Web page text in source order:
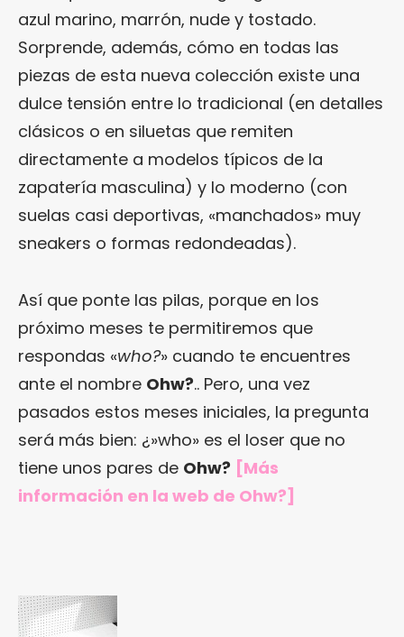
azul marino, marrón, nude y tostado.
Sorprende, además, cómo en todas las
piezas de esta nueva colección existe una
dulce tensión entre lo tradicional (en detalles
clásicos o en siluetas que remiten
directamente a modelos típicos de la
zapatería masculina) y lo moderno (con
suelas casi deportivas, «manchados» muy
sneakers o formas redondeadas).
Así que ponte las pilas, porque en los
próximo meses te permitiremos que
respondas «who?» cuando te encuentres
ante el nombre Ohw?.. Pero, una vez
pasados estos meses iniciales, la pregunta
será más bien: ¿»who» es el loser que no
tiene unos pares de Ohw? [Más
información en la web de Ohw?]